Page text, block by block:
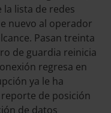
lista de redes
nuevo al operador
Pasan treinta
de guardia reinicia
regresa en
ya le ha
de posición
de datos